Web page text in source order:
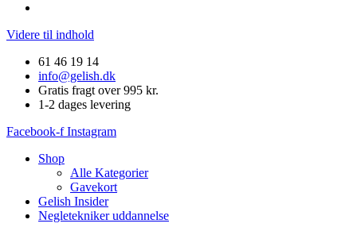
Videre til indhold
61 46 19 14
info@gelish.dk
Gratis fragt over 995 kr.
1-2 dages levering
Facebook-f Instagram
Shop
Alle Kategorier
Gavekort
Gelish Insider
Negletekniker uddannelse